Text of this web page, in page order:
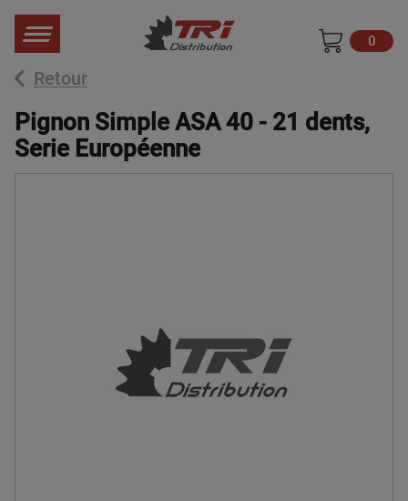
0
Retour
Pignon Simple ASA 40 - 21 dents,
Serie Européenne